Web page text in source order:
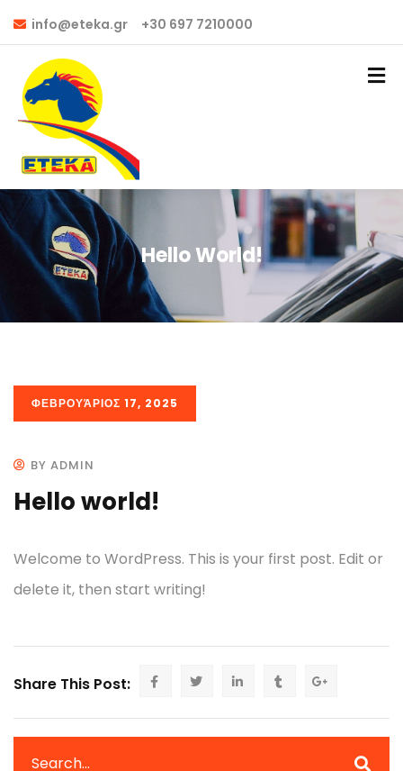
info@eteka.gr +30 697 7210000
Hello World!
ΦΕΒΡΟΥΆΡΙΟΣ 17, 2025
BY ADMIN
Hello world!
Welcome to WordPress. This is your first post. Edit or
delete it, then start writing!
Share This Post: